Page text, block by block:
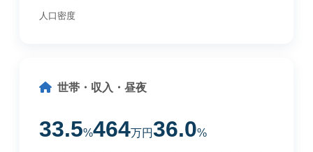
人口密度
世帯・収入・昼夜
33.5%464万円36.0%